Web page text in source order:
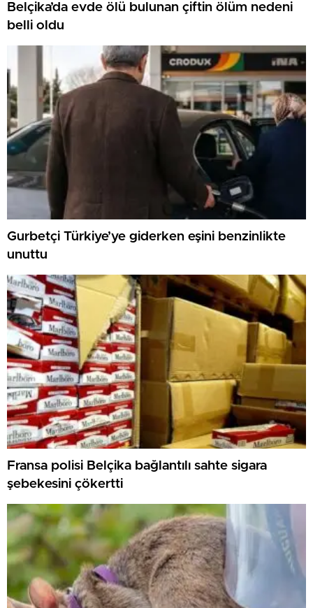
Belçika’da evde ölü bulunan çiftin ölüm nedeni
belli oldu
Gurbetçi Türkiye’ye giderken eşini benzinlikte
unuttu
Fransa polisi Belçika bağlantılı sahte sigara
şebekesini çökertti